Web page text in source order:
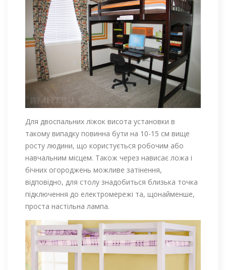
Для двоспальних ліжок висота установки в
такому випадку повинна бути на 10-15 см вище
росту людини, що користується робочим або
навчальним місцем. Також через нависає ложа і
бічних огороджень можливе затінення,
відповідно, для столу знадобиться близька точка
підключення до електромережі та, щонайменше,
проста настільна лампа.